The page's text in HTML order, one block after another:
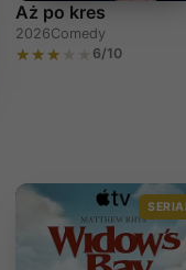
Aż po kres
2026Comedy
6/10